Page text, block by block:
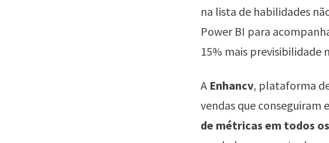
na lista de habilidades
Power BI para
15% mais
A Enhancv, plataforma
vendas que conseguiram
de métricas em todos